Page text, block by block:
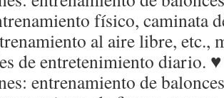
físico, caminata
al aire libre, etc.,
de entretenimiento diario.
entrenamiento de